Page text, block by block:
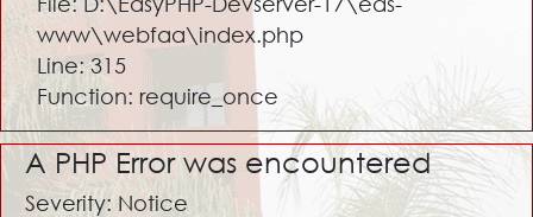
www\webfaa\index.php
Line: 315
Function: require_once
A PHP Error was encountered
Severity: Notice